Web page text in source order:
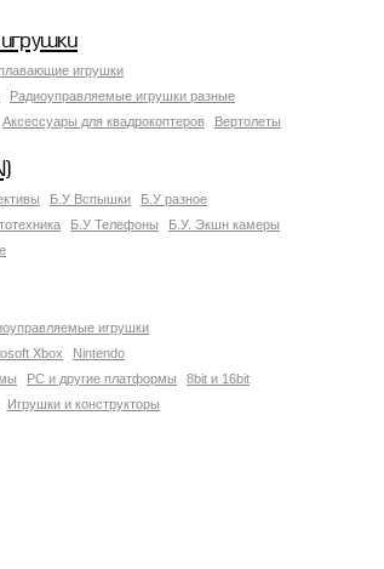
игрушки
Радиоуправляемые игрушки разные
Аксессуары для квадрокоптеров Вертолеты
Б.У Вспышки
Б.У разное
Б.У Телефоны
Б.У. Экшн камеры
игрушки
Xbox
Nintendo
PC и другие платформы
8bit и 16bit
Игрушки и конструкторы